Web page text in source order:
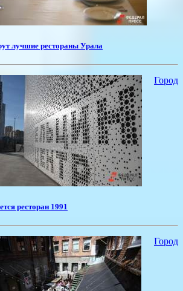
лучшие рестораны Урала
Город
ресторан 1991
Город